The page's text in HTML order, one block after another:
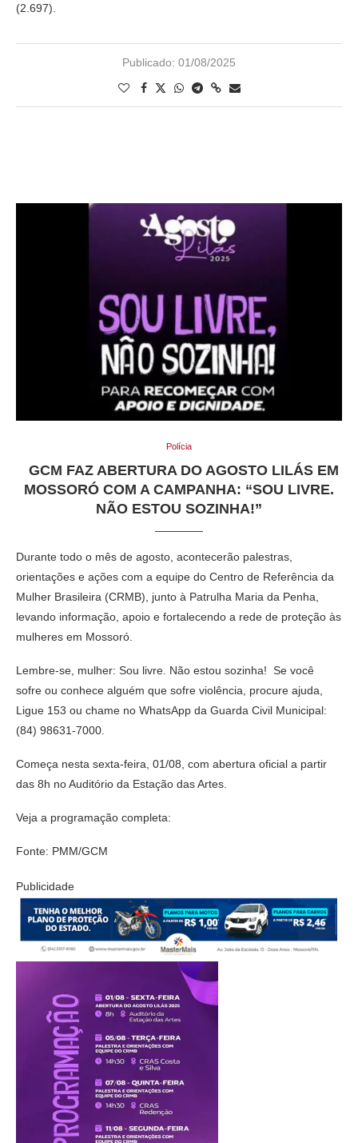
(2.697).
Publicado: 01/08/2025
Polícia
GCM FAZ ABERTURA DO AGOSTO LILÁS EM
MOSSORÓ COM A CAMPANHA: “SOU LIVRE.
NÃO ESTOU SOZINHA!”
Durante todo o mês de agosto, acontecerão palestras,
orientações e ações com a equipe do Centro de Referência da
Mulher Brasileira (CRMB), junto à Patrulha Maria da Penha,
levando informação, apoio e fortalecendo a rede de proteção às
mulheres em Mossoró.
Lembre-se, mulher: Sou livre. Não estou sozinha! Se você
sofre ou conhece alguém que sofre violência, procure ajuda,
Ligue 153 ou chame no WhatsApp da Guarda Civil Municipal:
(84) 98631-7000.
Começa nesta sexta-feira, 01/08, com abertura oficial a partir
das 8h no Auditório da Estação das Artes.
Veja a programação completa:
Fonte: PMM/GCM
Publicidade